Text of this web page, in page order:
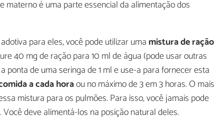
materno é uma parte essencial da alimentação dos
para eles, você pode utilizar uma mistura de ração
40 mg de ração para 10 ml de água (pode usar outras
ponta de uma seringa de 1 ml e use-a para fornecer esta
a cada horaou no máximo de 3 em 3 horas. O mais
mistura para os pulmões. Para isso, você jamais pode
deve alimentá-los na posição natural deles.